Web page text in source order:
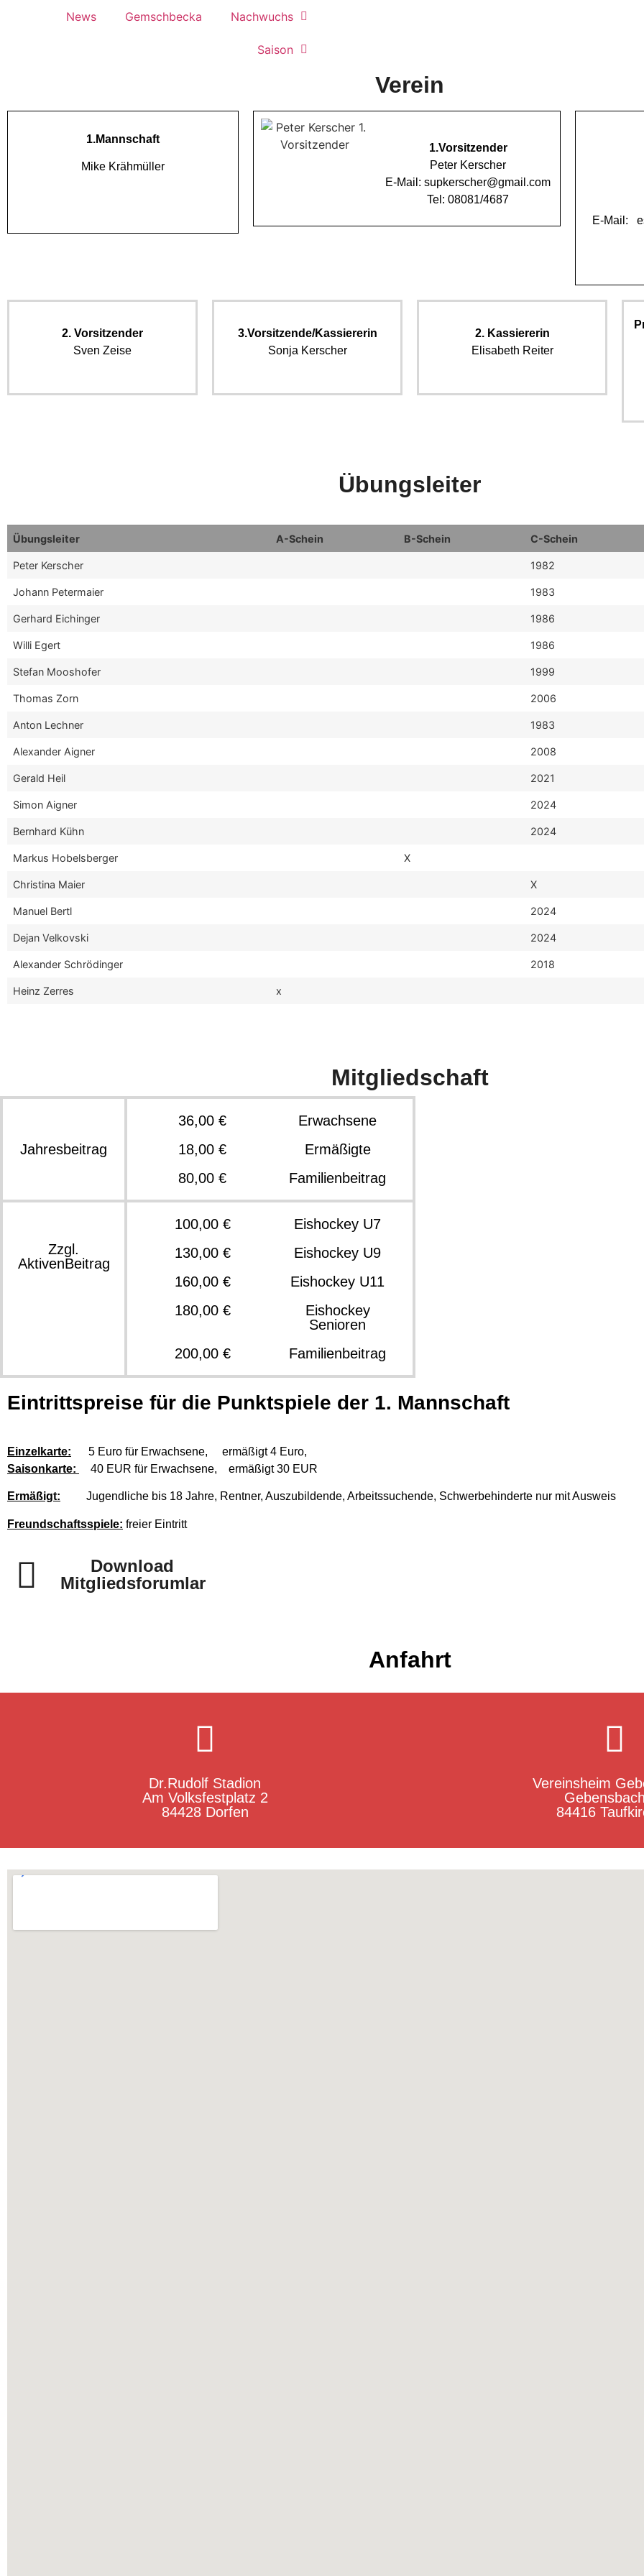
News Gemschbecka Nachwuchs
Saison
Verein
1.Mannschaft
Mike Krähmüller
1.Vorsitzender
Peter Kerscher
E-Mail: supkerscher@gmail.com
Tel: 08081/4687
E-Mail:
2. Vorsitzender
Sven Zeise
3.Vorsitzende/Kassiererin
Sonja Kerscher
2. Kassiererin
Elisabeth Reiter
Übungsleiter
Übungsleiter A-Schein B-Schein C-Schein
Peter Kerscher 1982
Johann Petermaier 1983
Gerhard Eichinger 1986
Willi Egert 1986
Stefan Mooshofer 1999
Thomas Zorn 2006
Anton Lechner 1983
Alexander Aigner 2008
Gerald Heil 2021
Simon Aigner 2024
Bernhard Kühn 2024
Markus Hobelsberger X
Christina Maier X
Manuel Bertl 2024
Dejan Velkovski 2024
Alexander Schrödinger 2018
Heinz Zerres x
Mitgliedschaft
Jahresbeitrag
36,00 €
Erwachsene
18,00 €
Ermäßigte
80,00 €
Familienbeitrag
Zzgl.
AktivenBeitrag
100,00 €
Eishockey U7
130,00 €
Eishockey U9
160,00 €
Eishockey U11
180,00 €
Eishockey
Senioren
200,00 €
Familienbeitrag
Eintrittspreise für die Punktspiele der 1. Mannschaft
Einzelkarte: 5 Euro für Erwachsene, ermäßigt 4 Euro,
Saisonkarte:
40 EUR für Erwachsene, ermäßigt 30 EUR
Ermäßigt: Jugendliche bis 18 Jahre, Rentner, Auszubildende, Arbeitssuchende, Schwerbehinderte nur mit Ausweis
Freundschaftsspiele: freier Eintritt
Download
Mitgliedsforumlar
Anfahrt
Dr.Rudolf Stadion
Am Volksfestplatz 2
84428 Dorfen
Vereinsheim
84416